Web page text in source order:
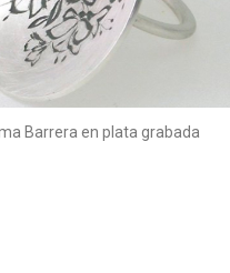
Barrera en plata grabada